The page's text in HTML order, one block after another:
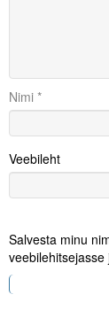
Nimi *
Veebileht
Salvesta minu